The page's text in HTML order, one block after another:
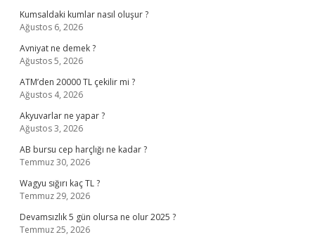
Kumsaldaki kumlar nasıl oluşur ?
Ağustos 6, 2026
Avniyat ne demek ?
Ağustos 5, 2026
ATM’den 20000 TL çekilir mi ?
Ağustos 4, 2026
Akyuvarlar ne yapar ?
Ağustos 3, 2026
AB bursu cep harçlığı ne kadar ?
Temmuz 30, 2026
Wagyu sığırı kaç TL ?
Temmuz 29, 2026
Devamsızlık 5 gün olursa ne olur 2025 ?
Temmuz 25, 2026